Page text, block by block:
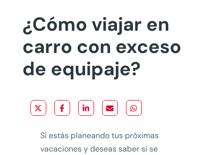
¿Cómo viajar en
carro con exceso
de equipaje?
Si estás planeando tus próximas
vacaciones y deseas saber si se